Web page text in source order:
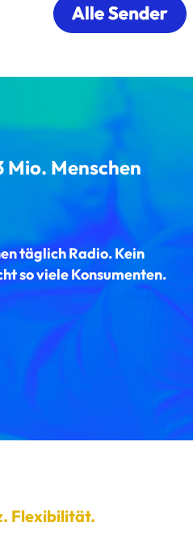
Mio. Menschen
täglich Radio. Kein
so viele Konsumenten.
Flexibilität.